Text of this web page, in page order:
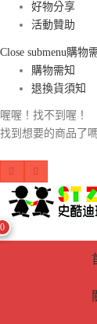
好物分享
活動贊助
Close submenu購物
購物需知
退換貨須知
喔喔！找不到喔！
找到想要的商品了
0